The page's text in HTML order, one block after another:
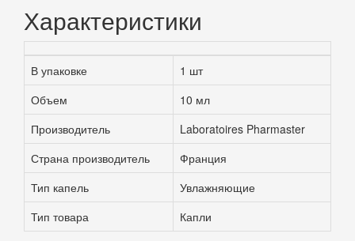
Характеристики
В упаковке
1 шт
Объем
10 мл
Производитель
Laboratoires Pharmaster
Страна производитель
Франция
Тип капель
Увлажняющие
Тип товара
Капли